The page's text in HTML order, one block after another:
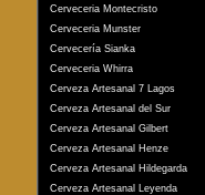
Cerveceria Montecristo
Cerveceria Munster
Cervecería Sianka
Cerveceria Whirra
Cerveza Artesanal 7 Lagos
Cerveza Artesanal del Sur
Cerveza Artesanal Gilbert
Cerveza Artesanal Henze
Cerveza Artesanal Hildegarda
Cerveza Artesanal Leyenda